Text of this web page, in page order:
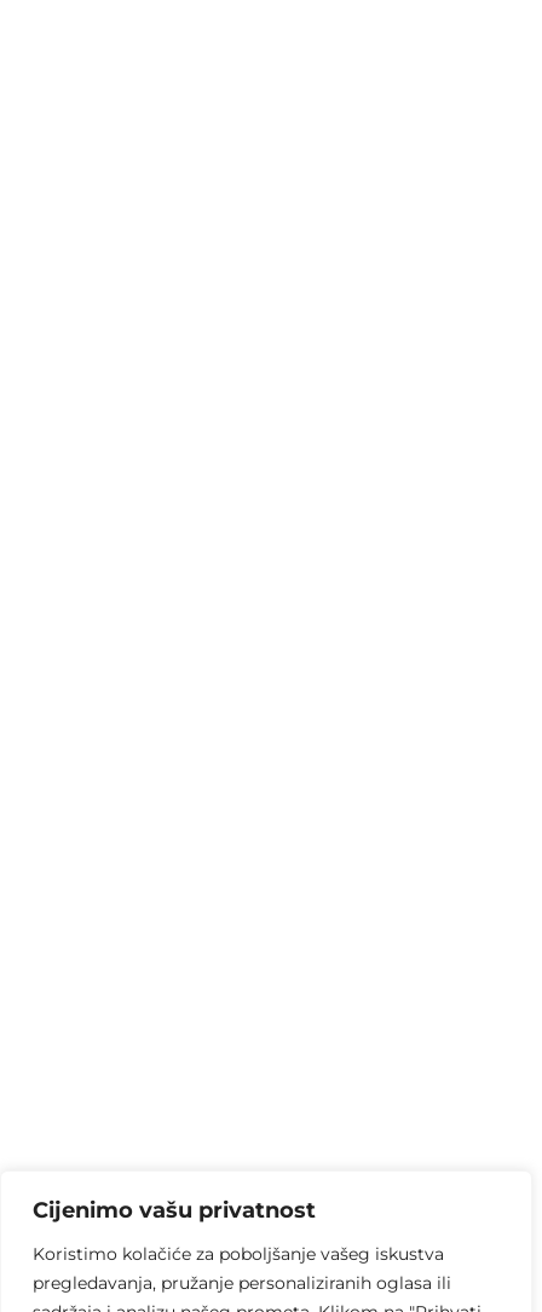
Cijenimo vašu privatnost
Koristimo kolačiće za poboljšanje vašeg iskustva
pregledavanja, pružanje personaliziranih oglasa ili